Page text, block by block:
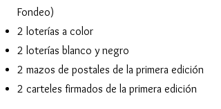
Fondeo)
2 loterías a color
2 loterías blanco y negro
2 mazos de postales de la primera edición
2 carteles firmados de la primera edición